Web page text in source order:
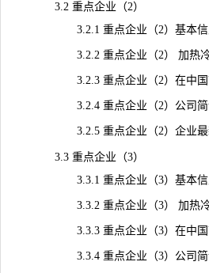
3.2 重点企业（2）
3.2.1 重点企业（2）基本信息
3.2.2 重点企业（2） 加热冷
3.2.3 重点企业（2）在中国市
3.2.4 重点企业（2）公司简
3.2.5 重点企业（2）企业最
3.3 重点企业（3）
3.3.1 重点企业（3）基本信息
3.3.2 重点企业（3） 加热冷
3.3.3 重点企业（3）在中国市
3.3.4 重点企业（3）公司简